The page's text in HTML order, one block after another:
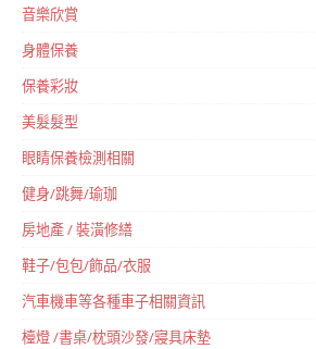
音樂欣賞
身體保養
保養彩妝
美髮髮型
眼睛保養檢測相關
健身/跳舞/瑜珈
房地產 / 裝潢修繕
鞋子/包包/飾品/衣服
汽車機車等各種車子相關資訊
檯燈 /書桌/枕頭沙發/寢具床墊